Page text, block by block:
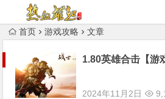
首页 游戏攻略 文章
1.80英雄合击【游
2024年11月2日